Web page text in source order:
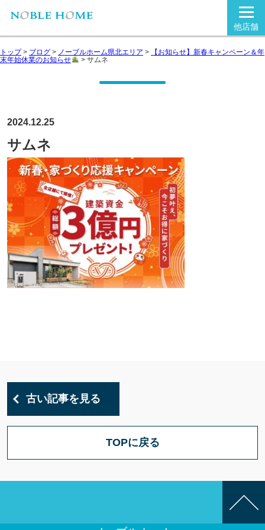
他店舗
トップ> ブログ > ノーブルホーム県北エリア >
【お知らせ】新春キャンペーン＆年
末年始休業のお知らせ
> サムネ
2024.12.25
サムネ
古い記事を見る
TOPに戻る